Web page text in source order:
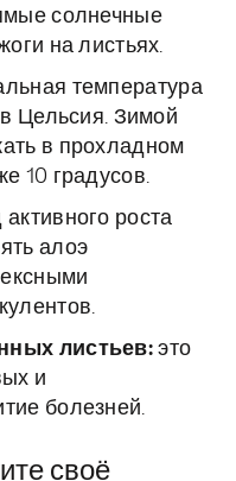
солнечные
на листьях.
температура
Цельсия. Зимой
в прохладном
10 градусов.
роста
алоэ
листьев: это
и
болезней.
своё